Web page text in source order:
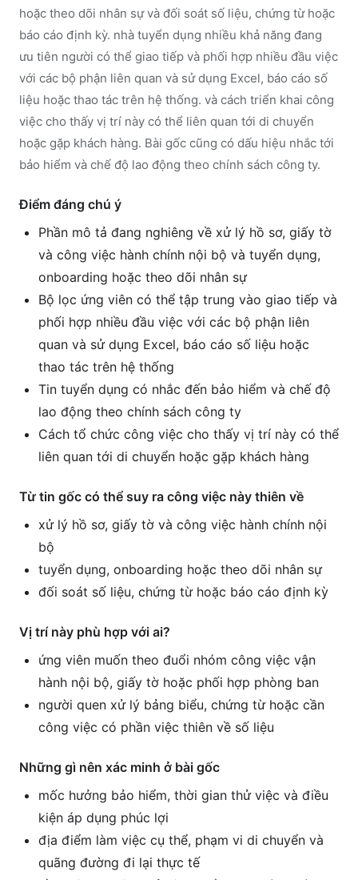
hoặc theo dõi nhân sự và đối soát số liệu, chứng từ hoặc
báo cáo định kỳ. nhà tuyển dụng nhiều khả năng đang
ưu tiên người có thể giao tiếp và phối hợp nhiều đầu việc
với các bộ phận liên quan và sử dụng Excel, báo cáo số
liệu hoặc thao tác trên hệ thống. và cách triển khai công
việc cho thấy vị trí này có thể liên quan tới di chuyển
hoặc gặp khách hàng. Bài gốc cũng có dấu hiệu nhắc tới
bảo hiểm và chế độ lao động theo chính sách công ty.
Điểm đáng chú ý
Phần mô tả đang nghiêng về xử lý hồ sơ, giấy tờ
và công việc hành chính nội bộ và tuyển dụng,
onboarding hoặc theo dõi nhân sự
Bộ lọc ứng viên có thể tập trung vào giao tiếp và
phối hợp nhiều đầu việc với các bộ phận liên
quan và sử dụng Excel, báo cáo số liệu hoặc
thao tác trên hệ thống
Tin tuyển dụng có nhắc đến bảo hiểm và chế độ
lao động theo chính sách công ty
Cách tổ chức công việc cho thấy vị trí này có thể
liên quan tới di chuyển hoặc gặp khách hàng
Từ tin gốc có thể suy ra công việc này thiên về
xử lý hồ sơ, giấy tờ và công việc hành chính nội
bộ
tuyển dụng, onboarding hoặc theo dõi nhân sự
đối soát số liệu, chứng từ hoặc báo cáo định kỳ
Vị trí này phù hợp với ai?
ứng viên muốn theo đuổi nhóm công việc vận
hành nội bộ, giấy tờ hoặc phối hợp phòng ban
người quen xử lý bảng biểu, chứng từ hoặc cần
công việc có phần việc thiên về số liệu
Những gì nên xác minh ở bài gốc
mốc hưởng bảo hiểm, thời gian thử việc và điều
kiện áp dụng phúc lợi
địa điểm làm việc cụ thể, phạm vi di chuyển và
quãng đường đi lại thực tế